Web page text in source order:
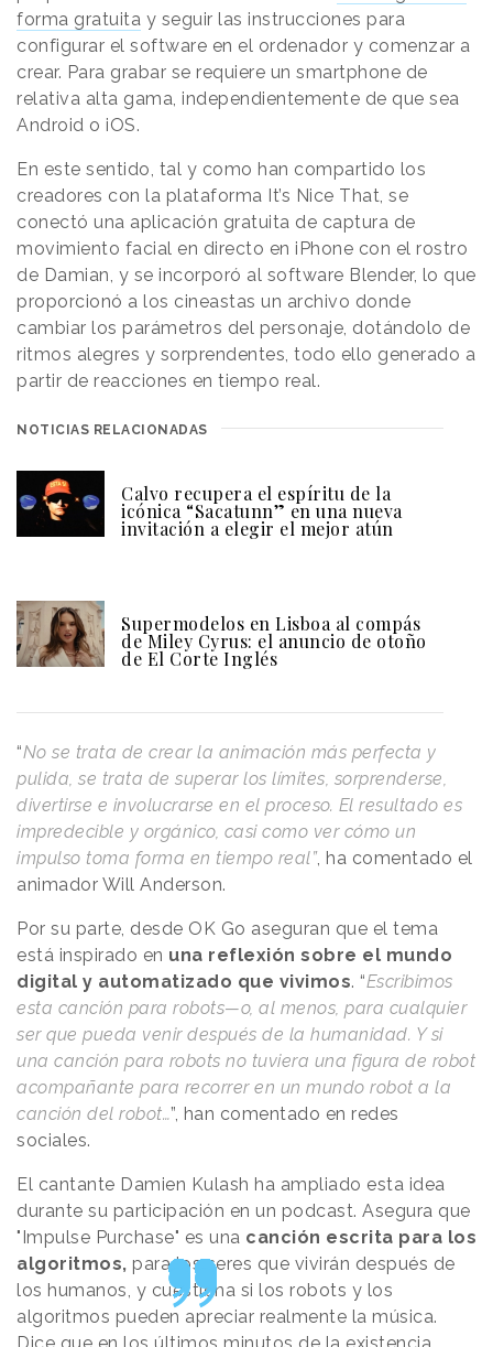
forma gratuita y seguir las instrucciones para
configurar el software en el ordenador y comenzar a
crear. Para grabar se requiere un smartphone de
relativa alta gama, independientemente de que sea
Android o iOS.
En este sentido, tal y como han compartido los
creadores con la plataforma It’s Nice That, se
conectó una aplicación gratuita de captura de
movimiento facial en directo en iPhone con el rostro
de Damian, y se incorporó al software Blender, lo que
proporcionó a los cineastas un archivo donde
cambiar los parámetros del personaje, dotándolo de
ritmos alegres y sorprendentes, todo ello generado a
partir de reacciones en tiempo real.
NOTICIAS RELACIONADAS
Calvo recupera el espíritu de la
icónica “Sacatunn” en una nueva
invitación a elegir el mejor atún
Supermodelos en Lisboa al compás
de Miley Cyrus: el anuncio de otoño
de El Corte Inglés
“No se trata de crear la animación más perfecta y
pulida, se trata de superar los límites, sorprenderse,
divertirse e involucrarse en el proceso. El resultado es
impredecible y orgánico, casi como ver cómo un
impulso toma forma en tiempo real”, ha comentado el
animador Will Anderson.
Por su parte, desde OK Go aseguran que el tema
está inspirado en una reflexión sobre el mundo
digital y automatizado que vivimos. “Escribimos
esta canción para robots—o, al menos, para cualquier
ser que pueda venir después de la humanidad. Y si
una canción para robots no tuviera una figura de robot
acompañante para recorrer en un mundo robot a la
canción del robot…”, han comentado en redes
sociales.
El cantante Damien Kulash ha ampliado esta idea
durante su participación en un podcast. Asegura que
"Impulse Purchase" es una canción escrita para los
algoritmos, para los seres que vivirán después de
los humanos, y cuestiona si los robots y los
algoritmos pueden apreciar realmente la música.